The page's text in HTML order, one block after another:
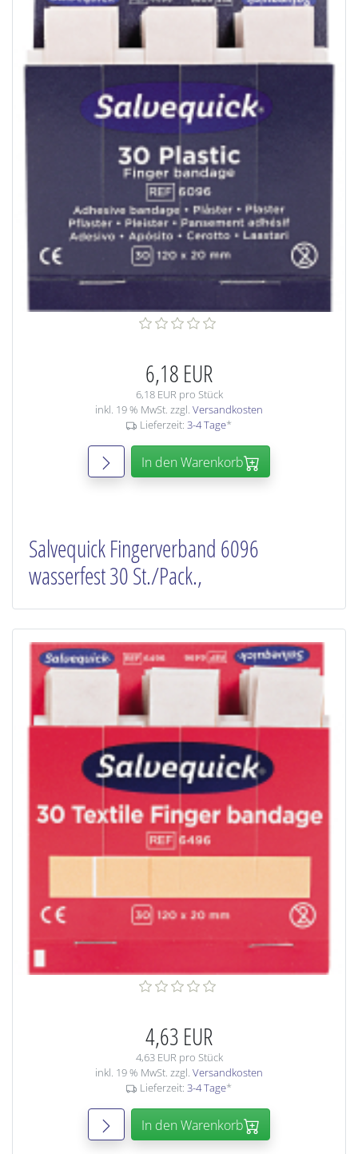
6,18 EUR
6,18 EUR pro Stück
inkl. 19 % MwSt. zzgl. Versandkosten
Lieferzeit: 3-4 Tage*
In den Warenkorb
Salvequick Fingerverband 6096
wasserfest 30 St./Pack.,
4,63 EUR
4,63 EUR pro Stück
inkl. 19 % MwSt. zzgl. Versandkosten
Lieferzeit: 3-4 Tage*
In den Warenkorb